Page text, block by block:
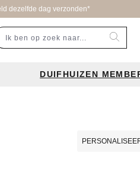
dezelfde dag verzonden*
DUIFHUIZEN
Bruiloft
De